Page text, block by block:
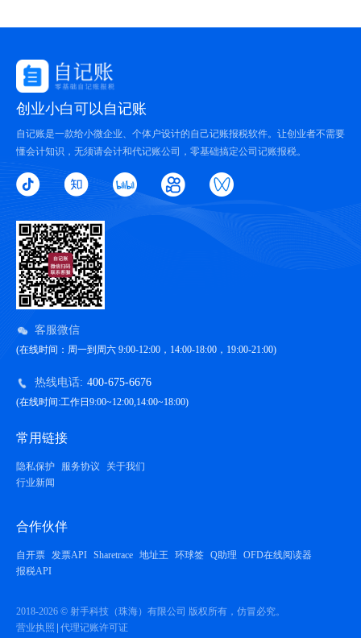
创业小白可以自记账
自记账是一款给小微企业、个体户设计的自己记账报税软件。让创业者不需要
懂会计知识，无须请会计和代记账公司，零基础搞定公司记账报税。
客服微信
(在线时间：周一到周六 9:00-12:00，14:00-18:00，19:00-21:00)
热线电话: 400-675-6676
(在线时间:工作日9:00~12:00,14:00~18:00)
常用链接
隐私保护 服务协议
关于我们
行业新闻
合作伙伴
自开票 发票API Sharetrace 地址王 环球签 Q助理
OFD在线阅读器
报税API
2018-2026 © 射手科技（珠海）有限公司 版权所有，仿冒必究。
营业执照 代理记账许可证